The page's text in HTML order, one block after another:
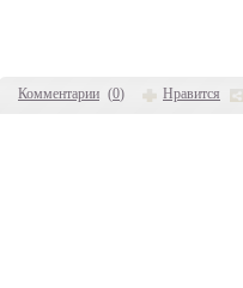
Комментарии (0) Нравится